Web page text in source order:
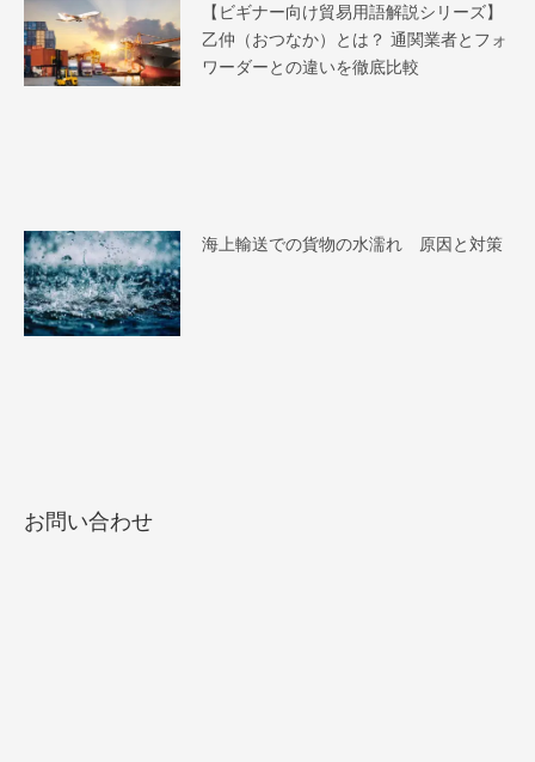
【ビギナー向け貿易用語解説シリーズ】
乙仲（おつなか）とは？ 通関業者とフォ
ワーダーとの違いを徹底比較
海上輸送での貨物の水濡れ 原因と対策
お問い合わせ